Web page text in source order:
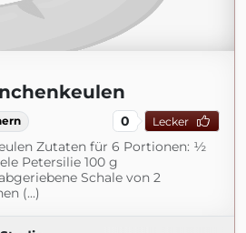
0 Lecker
Zutaten für 6 Portionen: ½
Petersilie 100 g
Schale von 2
(...)